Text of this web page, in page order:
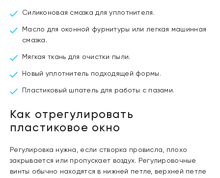
Силиконовая смазка для уплотнителя.
Масло для оконной фурнитуры или легкая машинная
смазка.
Мягкая ткань для очистки пыли.
Новый уплотнитель подходящей формы.
Пластиковый шпатель для работы с пазами.
Как отрегулировать
пластиковое окно
Регулировка нужна, если створка провисла, плохо
закрывается или пропускает воздух. Регулировочные
винты обычно находятся в нижней петле, верхней петле